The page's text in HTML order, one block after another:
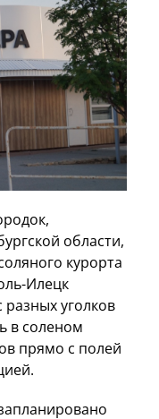
области,
курорта
Илецк
уголков
в соленом
прямо с полей